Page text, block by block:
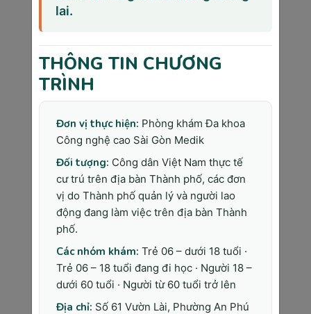
vai trò quan trọng.
thư): Ô nhiễm không khí PM2.5 trên 25 μg/m³
tăng nguy cơ ung thư phổi 20%. Tiếp xúc với
hóa chất công nghiệp, amiăng, bức xạ ion hóa
là những tác nhân gây ung thư đã được chứng
minh.
Virus, vi khuẩn, ký sinh trùng (10-15% các
ca ung thư): Virus HPV gây ung thư cổ tử
cung, virus Hepatitis B/C gây ung thư gan, vi
khuẩn H.pylori gây ung thư dạ dày, virus
Epstein-Barr gây ung thư hạch.
Yếu tố hormone (5-10% các ca ung thư):
Liệu pháp thay thế hormone sau mãn kinh
kéo dài tăng nguy cơ ung thư vú và buồng
trứng. Thuốc tránh thai có chứa estrogen sử
dụng trên 10 năm cũng tăng nhẹ nguy cơ.
lai.
THÔNG TIN CHƯƠNG
TRÌNH
Đơn vị thực hiện: Phòng khám Đa khoa
Công nghệ cao Sài Gòn Medik
Đối tượng: Công dân Việt Nam thực tế
cư trú trên địa bàn Thành phố, các đơn
vị do Thành phố quản lý và người lao
động đang làm việc trên địa bàn Thành
phố.
Các nhóm khám: Trẻ 06 – dưới 18 tuổi ·
Trẻ 06 – 18 tuổi đang đi học · Người 18 –
dưới 60 tuổi · Người từ 60 tuổi trở lên
Địa chỉ: Số 61 Vườn Lài, Phường An Phú